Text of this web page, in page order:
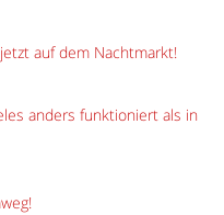
auf dem Nachtmarkt!
anders funktioniert als in